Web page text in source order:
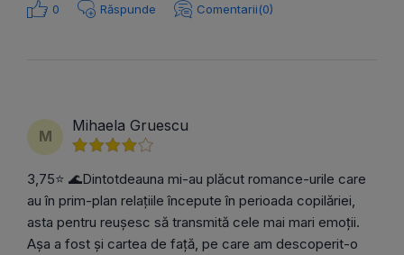
0 Răspunde Comentarii(0)
M
Mihaela Gruescu
3,75⭐ 🌊Dintotdeauna mi-au plăcut romance-urile care
au în prim-plan relațiile începute în perioada copilăriei,
asta pentru reușesc să transmită cele mai mari emoții.
Așa a fost și cartea de față, pe care am descoperit-o